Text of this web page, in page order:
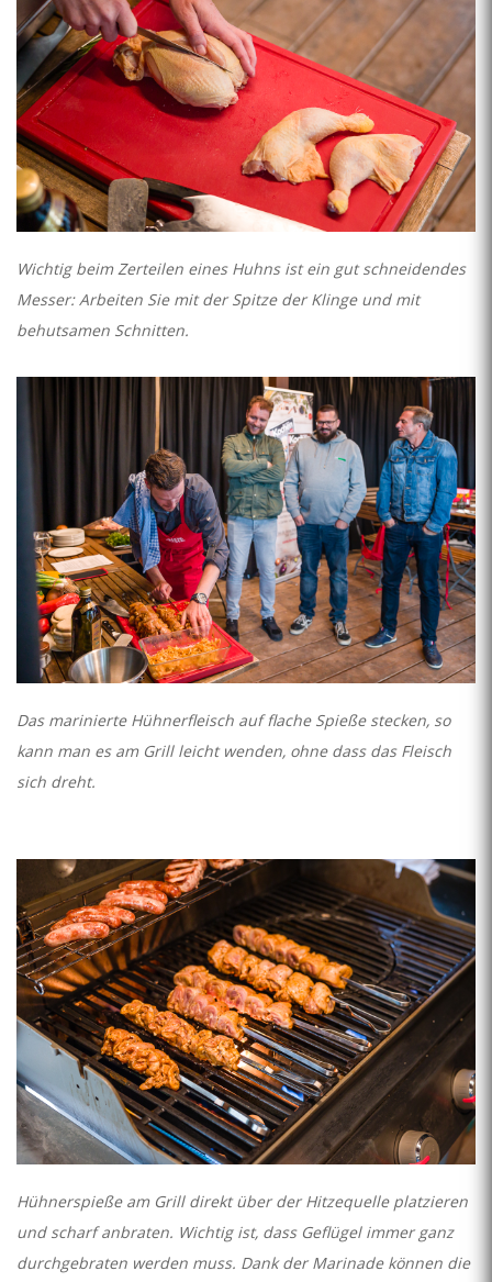
Wichtig beim Zerteilen eines Huhns ist ein gut schneidendes
Messer: Arbeiten Sie mit der Spitze der Klinge und mit
behutsamen Schnitten.
Das marinierte Hühnerfleisch auf flache Spieße stecken, so
kann man es am Grill leicht wenden, ohne dass das Fleisch
sich dreht.
Hühnerspieße am Grill direkt über der Hitzequelle platzieren
und scharf anbraten. Wichtig ist, dass Geflügel immer ganz
durchgebraten werden muss. Dank der Marinade können die